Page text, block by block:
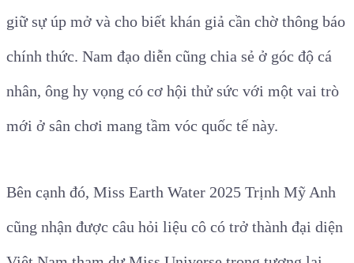
giữ sự úp mở và cho biết khán giả cần chờ thông báo
chính thức. Nam đạo diễn cũng chia sẻ ở góc độ cá
nhân, ông hy vọng có cơ hội thử sức với một vai trò
mới ở sân chơi mang tầm vóc quốc tế này.
Bên cạnh đó, Miss Earth Water 2025 Trịnh Mỹ Anh
cũng nhận được câu hỏi liệu cô có trở thành đại diện